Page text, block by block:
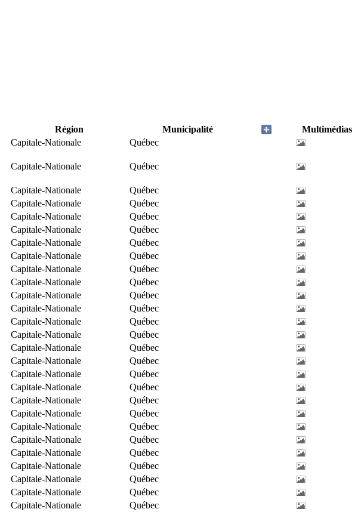
Région Municipalité
Multimédias
Capitale-Nationale
Québec
Capitale-Nationale Québec
Capitale-Nationale
Québec
Capitale-Nationale
Québec
Capitale-Nationale
Québec
Capitale-Nationale
Québec
Capitale-Nationale
Québec
Capitale-Nationale
Québec
Capitale-Nationale
Québec
Capitale-Nationale
Québec
Capitale-Nationale
Québec
Capitale-Nationale
Québec
Capitale-Nationale
Québec
Capitale-Nationale
Québec
Capitale-Nationale
Québec
Capitale-Nationale
Québec
Capitale-Nationale
Québec
Capitale-Nationale
Québec
Capitale-Nationale
Québec
Capitale-Nationale
Québec
Capitale-Nationale
Québec
Capitale-Nationale
Québec
Capitale-Nationale
Québec
Capitale-Nationale
Québec
Capitale-Nationale
Québec
Capitale-Nationale
Québec
Capitale-Nationale
Québec